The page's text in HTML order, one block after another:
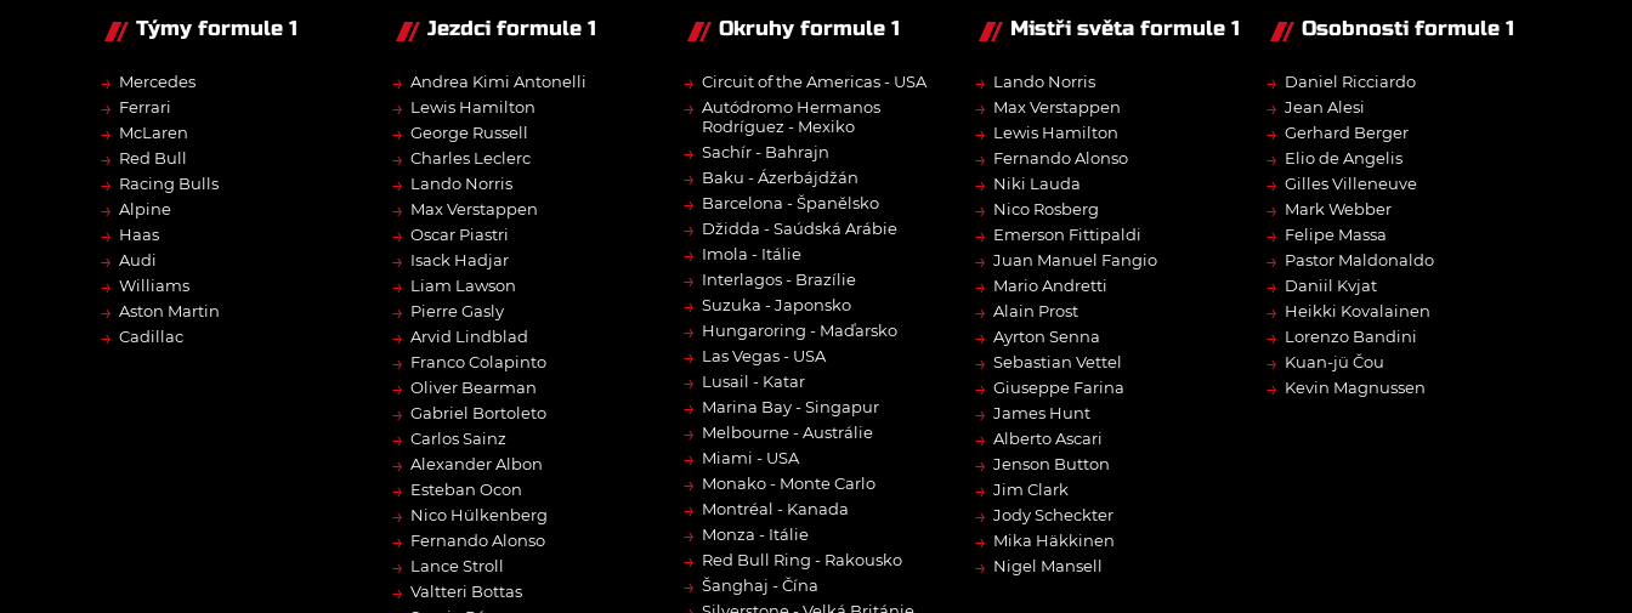
Týmy formule 1
→ Mercedes
→ Ferrari
→ McLaren
→ Red Bull
→ Racing Bulls
→ Alpine
→ Haas
→ Audi
→ Williams
→ Aston Martin
→ Cadillac
Jezdci formule 1
→ Andrea Kimi Antonelli
→ Lewis Hamilton
→ George Russell
→ Charles Leclerc
→ Lando Norris
→ Max Verstappen
→ Oscar Piastri
→ Isack Hadjar
→ Liam Lawson
→ Pierre Gasly
→ Arvid Lindblad
→ Franco Colapinto
→ Oliver Bearman
→ Gabriel Bortoleto
→ Carlos Sainz
→ Alexander Albon
→ Esteban Ocon
→ Nico Hülkenberg
→ Fernando Alonso
→ Lance Stroll
→ Valtteri Bottas
Okruhy formule 1
→ Circuit of the Americas - USA
→ Autódromo Hermanos
Rodríguez - Mexiko
→ Sachír - Bahrajn
→ Baku - Ázerbájdžán
→ Barcelona - Španělsko
→ Džidda - Saúdská Arábie
→ Imola - Itálie
→ Interlagos - Brazílie
→ Suzuka - Japonsko
→ Hungaroring - Maďarsko
→ Las Vegas - USA
→ Lusail - Katar
→ Marina Bay - Singapur
→ Melbourne - Austrálie
→ Miami - USA
→ Monako - Monte Carlo
→ Montréal - Kanada
→ Monza - Itálie
→ Red Bull Ring - Rakousko
→ Šanghaj - Čína
Mistři světa formule 1
→ Lando Norris
→ Max Verstappen
→ Lewis Hamilton
→ Fernando Alonso
→ Niki Lauda
→ Nico Rosberg
→ Emerson Fittipaldi
→ Juan Manuel Fangio
→ Mario Andretti
→ Alain Prost
→ Ayrton Senna
→ Sebastian Vettel
→ Giuseppe Farina
→ James Hunt
→ Alberto Ascari
→ Jenson Button
→ Jim Clark
→ Jody Scheckter
→ Mika Häkkinen
→ Nigel Mansell
Osobnosti formule 1
→ Daniel Ricciardo
→ Jean Alesi
→ Gerhard Berger
→ Elio de Angelis
→ Gilles Villeneuve
→ Mark Webber
→ Felipe Massa
→ Pastor Maldonaldo
→ Daniil Kvjat
→ Heikki Kovalainen
→ Lorenzo Bandini
→ Kuan-jü Čou
→ Kevin Magnussen